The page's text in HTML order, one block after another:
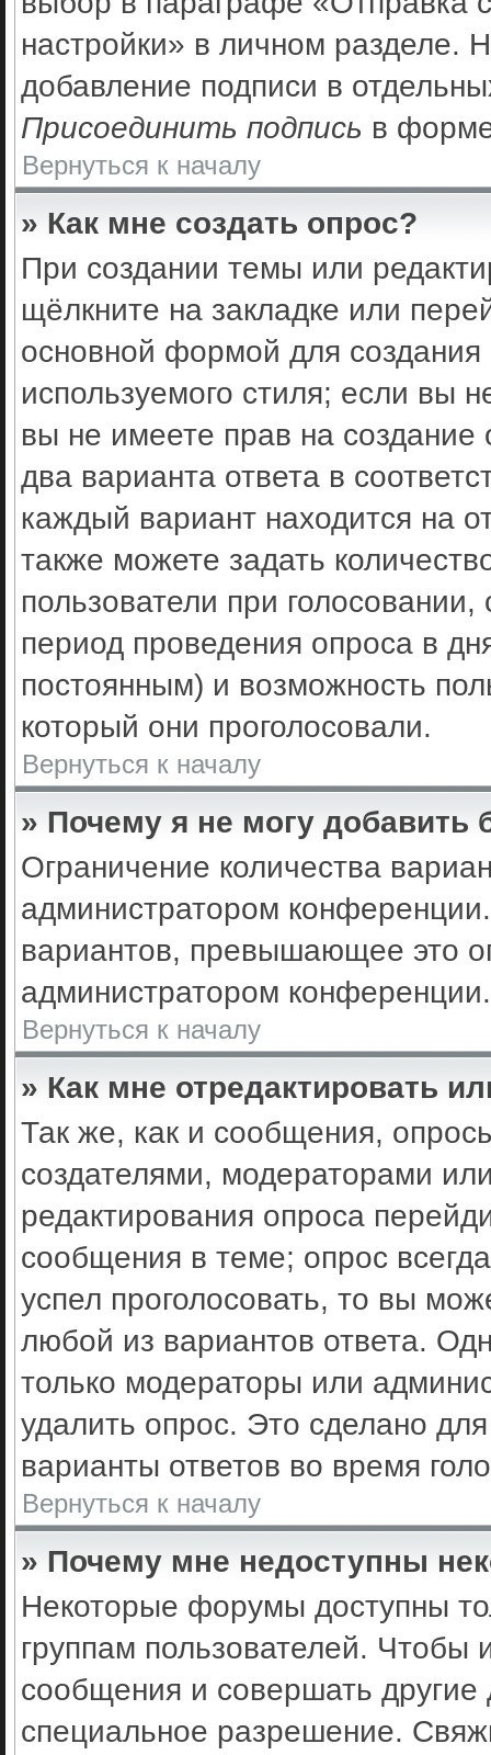
настройки» в личном разделе.
добавление подписи в
Присоединить подпись в
Вернуться к началу
» Как мне создать опрос?
При создании темы или
щёлкните на закладке или
основной формой для
используемого стиля; если вы
вы не имеете прав на
два варианта ответа в
каждый вариант находится на
также можете задать
пользователи при
период проведения опроса в
постоянным) и возможность
который они проголосовали.
Вернуться к началу
» Почему я не могу добавить
Ограничение количества
администратором
вариантов, превышающее это
администратором конференции.
Вернуться к началу
» Как мне отредактировать
Так же, как и сообщения,
создателями, модераторами
редактирования опроса
сообщения в теме; опрос
успел проголосовать, то вы
любой из вариантов ответа.
только модераторы или
удалить опрос. Это сделано
варианты ответов во время
Вернуться к началу
» Почему мне недоступны
Некоторые форумы доступны
группам пользователей. Чтобы
сообщения и совершать
специальное разрешение.